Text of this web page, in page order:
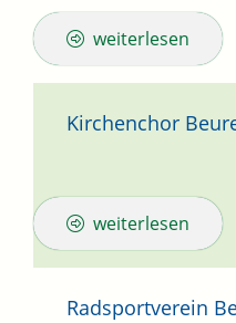
weiterlesen
Kirchenchor
weiterlesen
Radsportverein